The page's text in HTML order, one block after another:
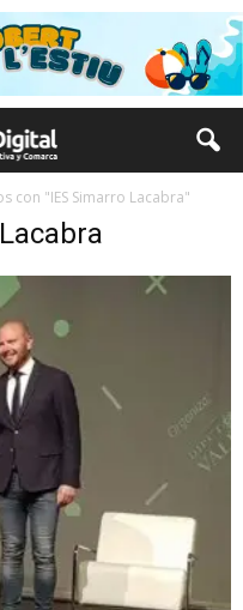
con "IES Simarro Lacabra"